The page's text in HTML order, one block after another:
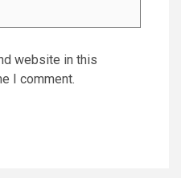
website in this
I comment.